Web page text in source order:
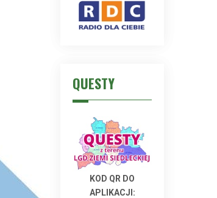
QUESTY
KOD QR DO
APLIKACJI: